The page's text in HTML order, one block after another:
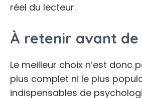
réel du lecteur.
À retenir avant
Le meilleur choix n’est donc
plus complet ni le plus
indispensables de